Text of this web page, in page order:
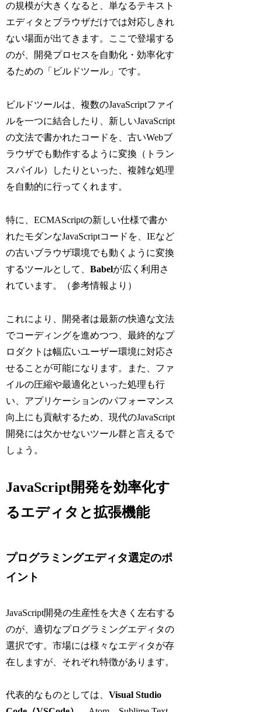
の規模が大きくなると、単なるテキスト
エディタとブラウザだけでは対応しきれ
ない場面が出てきます。ここで登場する
のが、開発プロセスを自動化・効率化す
るための「ビルドツール」です。
ビルドツールは、複数のJavaScriptファイ
ルを一つに結合したり、新しいJavaScript
の文法で書かれたコードを、古いWebブ
ラウザでも動作するように変換（トラン
スパイル）したりといった、複雑な処理
を自動的に行ってくれます。
特に、ECMAScriptの新しい仕様で書か
れたモダンなJavaScriptコードを、IEなど
の古いブラウザ環境でも動くように変換
するツールとして、Babelが広く利用さ
れています。（参考情報より）
これにより、開発者は最新の快適な文法
でコーディングを進めつつ、最終的なプ
ロダクトは幅広いユーザー環境に対応さ
せることが可能になります。また、ファ
イルの圧縮や最適化といった処理も行
い、アプリケーションのパフォーマンス
向上にも貢献するため、現代のJavaScript
開発には欠かせないツール群と言えるで
しょう。
JavaScript開発を効率化す
るエディタと拡張機能
プログラミングエディタ選定のポ
イント
JavaScript開発の生産性を大きく左右する
のが、適切なプログラミングエディタの
選択です。市場には様々なエディタが存
在しますが、それぞれ特徴があります。
代表的なものとしては、Visual Studio